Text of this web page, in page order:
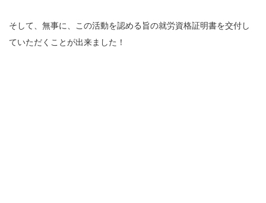
そして、無事に、この活動を認める旨の就労資格証明書を交付し
ていただくことが出来ました！